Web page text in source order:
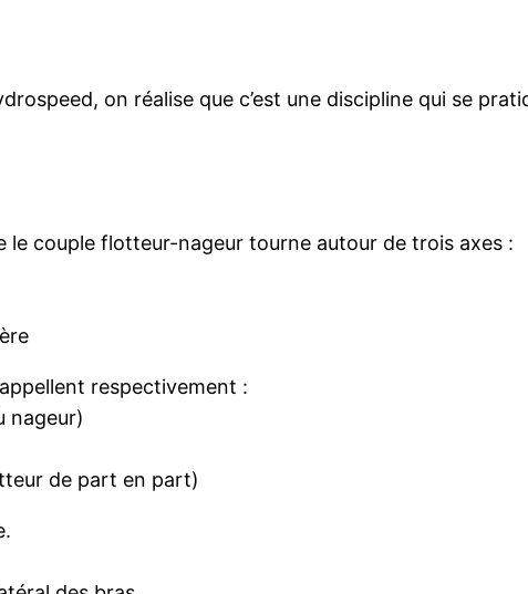
on réalise que c’est une discipline qui se
le couple flotteur-nageur tourne autour de trois axes :
respectivement :
nageur)
de part en part)